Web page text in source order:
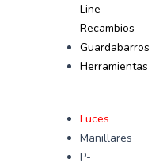
Line
Recambios
Guardabarros
Herramientas
Luces
Manillares
P-